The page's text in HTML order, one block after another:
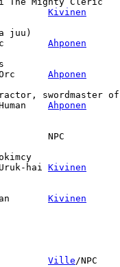
Kivinen
juu)
Ahponen
Ahponen
swordmaster
Ahponen
Kivinen
Kivinen
Ville